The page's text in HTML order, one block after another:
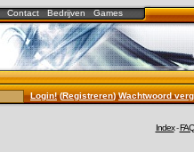
Contact Bedrijven Games
Login!(Registreren)Wachtwoord
Index-FAQ